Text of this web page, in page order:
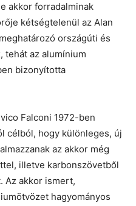
akkor forradalminak
kétségtelenül az Alan
országúti és
az alumínium
bizonyította
Falconi 1972-ben
célból, hogy különleges, új
az akkor még
illetve karbonszövetből
Az akkor ismert,
hagyományos